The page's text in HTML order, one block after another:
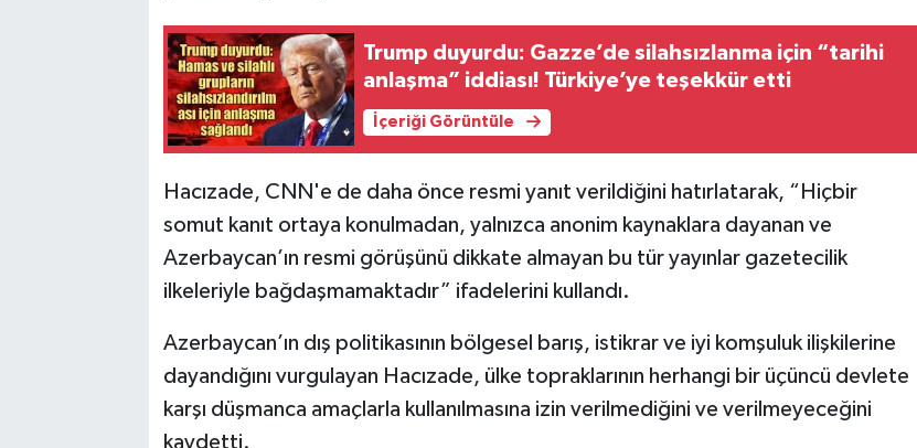
Trump duyurdu: Gazze’de silahsızlanma için “tarihi
anlaşma” iddiası! Türkiye’ye teşekkür etti
İçeriği Görüntüle
Hacızade, CNN'e de daha önce resmi yanıt verildiğini hatırlatarak, “Hiçbir
somut kanıt ortaya konulmadan, yalnızca anonim kaynaklara dayanan ve
Azerbaycan’ın resmi görüşünü dikkate almayan bu tür yayınlar gazetecilik
ilkeleriyle bağdaşmamaktadır” ifadelerini kullandı.
Azerbaycan’ın dış politikasının bölgesel barış, istikrar ve iyi komşuluk ilişkilerine
dayandığını vurgulayan Hacızade, ülke topraklarının herhangi bir üçüncü devlete
karşı düşmanca amaçlarla kullanılmasına izin verilmediğini ve verilmeyeceğini
kaydetti.